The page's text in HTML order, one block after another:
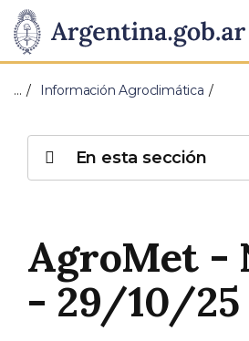
Presidencia
de
Nación
Pasar al contenido principal
… Información Agroclimática
AgroMet -
- 29/10/25
En esta sección